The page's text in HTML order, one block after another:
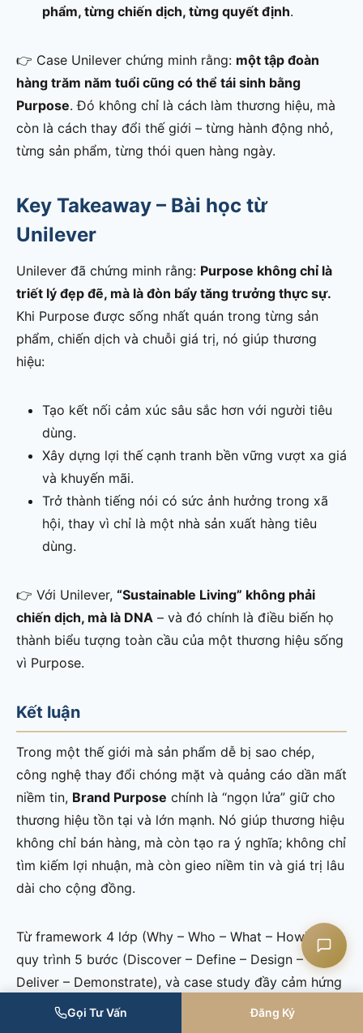
phẩm, từng chiến dịch, từng quyết định.
👉 Case Unilever chứng minh rằng: một tập đoàn
hàng trăm năm tuổi cũng có thể tái sinh bằng
Purpose. Đó không chỉ là cách làm thương hiệu, mà
còn là cách thay đổi thế giới – từng hành động nhỏ,
từng sản phẩm, từng thói quen hàng ngày.
Key Takeaway – Bài học từ
Unilever
Unilever đã chứng minh rằng: Purpose không chỉ là
triết lý đẹp đẽ, mà là đòn bẩy tăng trưởng thực sự.
Khi Purpose được sống nhất quán trong từng sản
phẩm, chiến dịch và chuỗi giá trị, nó giúp thương
hiệu:
Tạo kết nối cảm xúc sâu sắc hơn với người tiêu
dùng.
Xây dựng lợi thế cạnh tranh bền vững vượt xa giá
và khuyến mãi.
Trở thành tiếng nói có sức ảnh hưởng trong xã
hội, thay vì chỉ là một nhà sản xuất hàng tiêu
dùng.
👉 Với Unilever, “Sustainable Living” không phải
chiến dịch, mà là DNA – và đó chính là điều biến họ
thành biểu tượng toàn cầu của một thương hiệu sống
vì Purpose.
Kết luận
Trong một thế giới mà sản phẩm dễ bị sao chép,
công nghệ thay đổi chóng mặt và quảng cáo dần mất
niềm tin, Brand Purpose chính là “ngọn lửa” giữ cho
thương hiệu tồn tại và lớn mạnh. Nó giúp thương hiệu
không chỉ bán hàng, mà còn tạo ra ý nghĩa; không chỉ
tìm kiếm lợi nhuận, mà còn gieo niềm tin và giá trị lâu
dài cho cộng đồng.
Từ framework 4 lớp (Why – Who – What – How), đến
quy trình 5 bước (Discover – Define – Design –
Deliver – Demonstrate), và case study đầy cảm hứng
của Unilever, ta thấy rõ:
Purpose không phải khẩu
Gọi Tư Vấn Đăng Ký
Liên hệ CASK
Chat Zalo
Chat Facebook